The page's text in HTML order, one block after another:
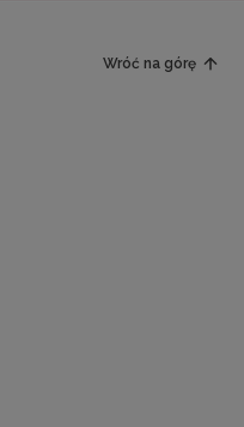
Wróć na górę